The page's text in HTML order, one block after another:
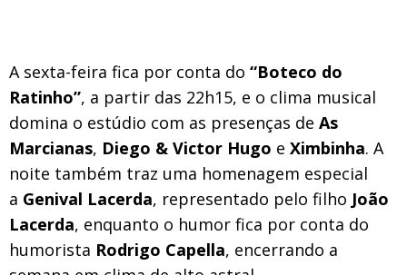
A sexta-feira fica por conta do “Boteco do
Ratinho”, a partir das 22h15, e o clima musical
domina o estúdio com as presenças de As
Marcianas, Diego & Victor Hugo e Ximbinha. A
noite também traz uma homenagem especial
a Genival Lacerda, representado pelo filho João
Lacerda, enquanto o humor fica por conta do
humorista Rodrigo Capella, encerrando a